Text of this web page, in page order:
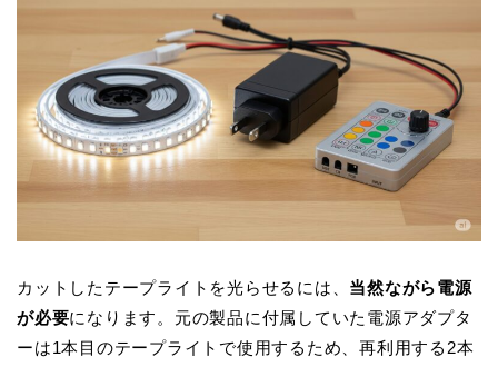
カットしたテープライトを光らせるには、 当然ながら電源
が必要になります。元の製品に付属していた電源アダプタ
ーは1本目のテープライトで使用するため、再利用する2本